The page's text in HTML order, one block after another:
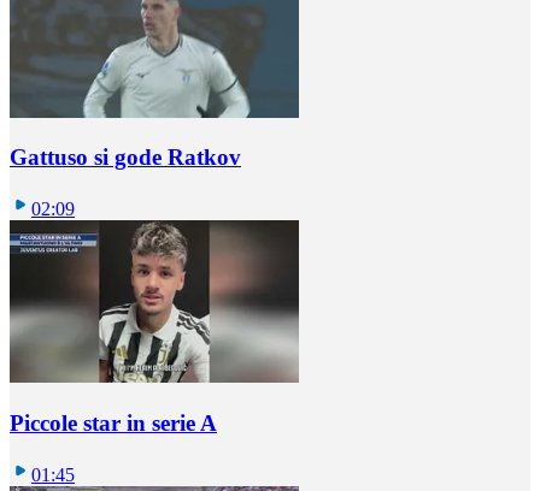
Gattuso si gode Ratkov
02:09
Piccole star in serie A
01:45